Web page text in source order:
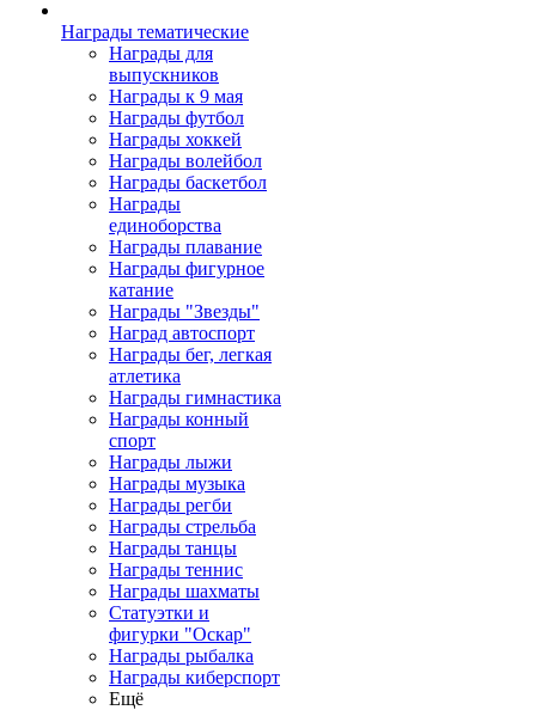
Награды тематические
Награды для
выпускников
Награды к 9 мая
Награды футбол
Награды хоккей
Награды волейбол
Награды баскетбол
Награды
единоборства
Награды плавание
Награды фигурное
катание
Награды "Звезды"
Наград автоспорт
Награды бег, легкая
атлетика
Награды гимнастика
Награды конный
спорт
Награды лыжи
Награды музыка
Награды регби
Награды стрельба
Награды танцы
Награды теннис
Награды шахматы
Статуэтки и
фигурки "Оскар"
Награды рыбалка
Награды киберспорт
Ещё